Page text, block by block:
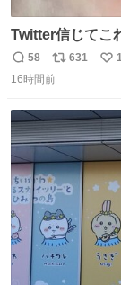
Twitter信じてこ
う…
返
信
58
リ
ポ
ト
数
631
い
数
16時間前